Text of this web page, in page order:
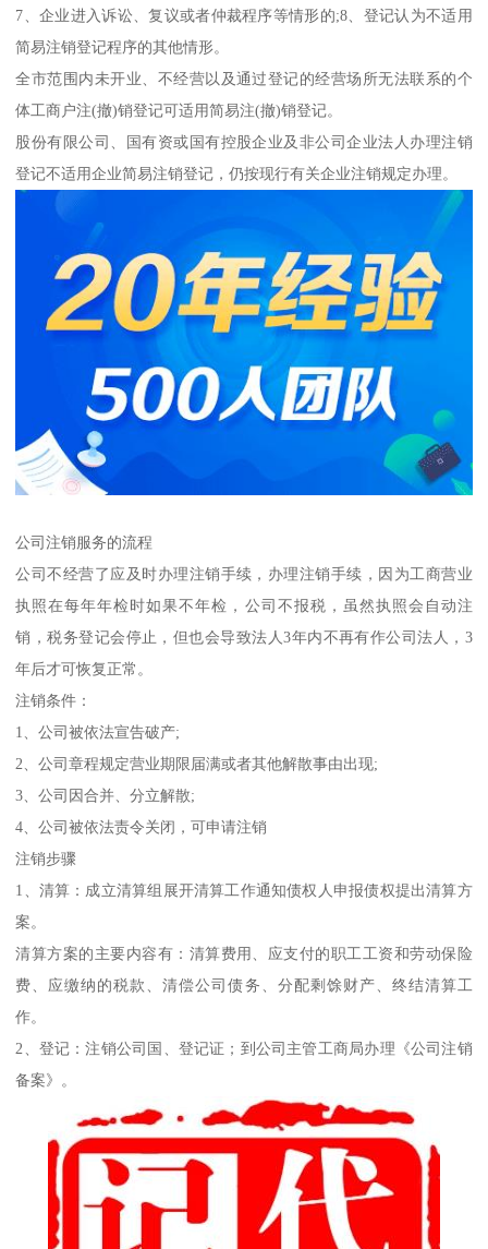
7、企业进入诉讼、复议或者仲裁程序等情形的;8、登记认为不适用
简易注销登记程序的其他情形。
全市范围内未开业、不经营以及通过登记的经营场所无法联系的个
体工商户注(撤)销登记可适用简易注(撤)销登记。
股份有限公司、国有资或国有控股企业及非公司企业法人办理注销
登记不适用企业简易注销登记，仍按现行有关企业注销规定办理。
公司注销服务的流程
公司不经营了应及时办理注销手续，办理注销手续，因为工商营业
执照在每年年检时如果不年检，公司不报税，虽然执照会自动注
销，税务登记会停止，但也会导致法人3年内不再有作公司法人，3
年后才可恢复正常。
注销条件：
1、公司被依法宣告破产;
2、公司章程规定营业期限届满或者其他解散事由出现;
3、公司因合并、分立解散;
4、公司被依法责令关闭，可申请注销
注销步骤
1、清算：成立清算组展开清算工作通知债权人申报债权提出清算方
案。
清算方案的主要内容有：清算费用、应支付的职工工资和劳动保险
费、应缴纳的税款、清偿公司债务、分配剩馀财产、终结清算工
作。
2、登记：注销公司国、登记证；到公司主管工商局办理《公司注销
备案》。